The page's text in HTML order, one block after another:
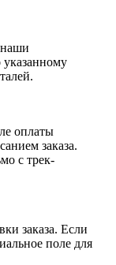
наши
указанному
оплаты
заказа.
с трек-
заказа. Если
поле для